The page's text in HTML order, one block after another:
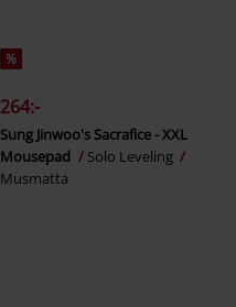
%
264:-
Sung Jinwoo's Sacrafice - XXL
Mousepad
Solo Leveling
Musmatta